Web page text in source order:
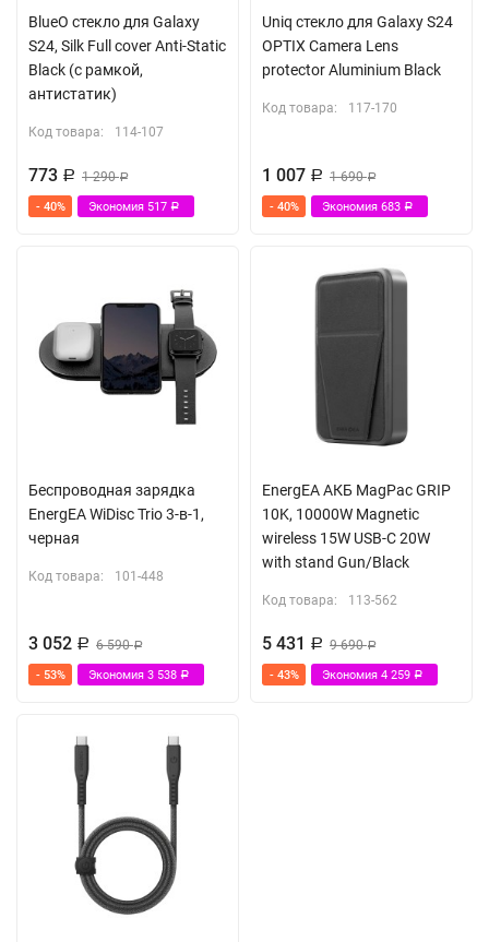
BlueO стекло для Galaxy
S24, Silk Full cover Anti-Static
Black (с рамкой,
антистатик)
Код товара: 114-107
773 Р 1 290Р
- 40% Экономия 517 Р
Uniq стекло для Galaxy S24
OPTIX Camera Lens
protector Aluminium Black
Код товара: 117-170
1 007 Р 1 690Р
- 40% Экономия 683 Р
Беспроводная зарядка
EnergEA WiDisc Trio 3-в-1,
черная
Код товара: 101-448
3 052 Р 6 590Р
- 53% Экономия 3 538 Р
EnergEA АКБ MagPac GRIP
10K, 10000W Magnetic
wireless 15W USB-C 20W
with stand Gun/Black
Код товара: 113-562
5 431 Р 9 690Р
- 43% Экономия 4 259 Р